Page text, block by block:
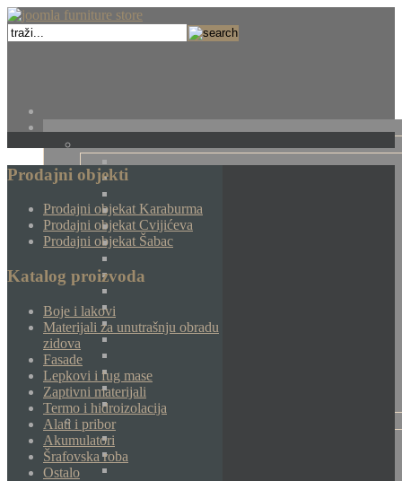
Prodajni objekti
Prodajni objekat Karaburma
Prodajni objekat Cvijićeva
Prodajni objekat Šabac
Katalog proizvoda
Boje i lakovi
Materijali za unutrašnju obradu
zidova
Fasade
Lepkovi i fug mase
Zaptivni materijali
Termo i hidroizolacija
Alati i pribor
Akumulatori
Šrafovska roba
Ostalo